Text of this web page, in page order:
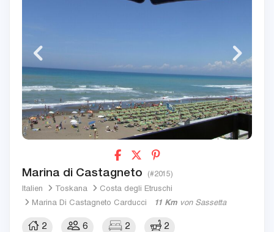
Marina di Castagneto (#2015)
Italien Toskana
Costa degli Etruschi
Marina Di Castagneto Carducci
11 Km von Sassetta
2 6 2 2